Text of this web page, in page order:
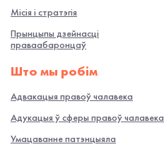
Місія і стратэгія
Прынцыпы дзейнасці
праваабаронцаў
Што мы робiм
Адвакацыя правоў чалавека
Адукацыя ў сферы правоў чалавека
Умацаванне патэнцыяла